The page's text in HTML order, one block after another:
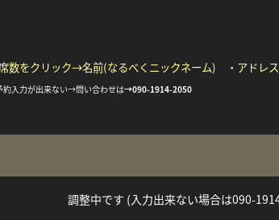
数をクリック→名前(なるべくニックネーム) ・アドレ
入力が出来ない→問い合わせは→090-1914-2050
調整中です (入力出来ない場合は090-